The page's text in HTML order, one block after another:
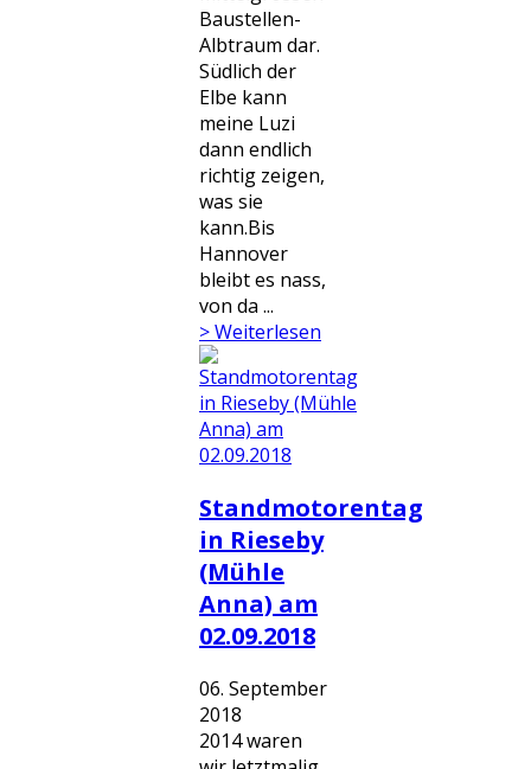
Baustellen-
Albtraum dar.
Südlich der
Elbe kann
meine Luzi
dann endlich
richtig zeigen,
was sie
kann.Bis
Hannover
bleibt es nass,
von da ...
> Weiterlesen
Standmotorentag
in Rieseby
(Mühle
Anna) am
02.09.2018
06. September
2018
2014 waren